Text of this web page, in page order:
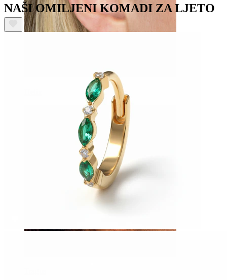
NAŠI OMILJENI KOMADI ZA LJETO